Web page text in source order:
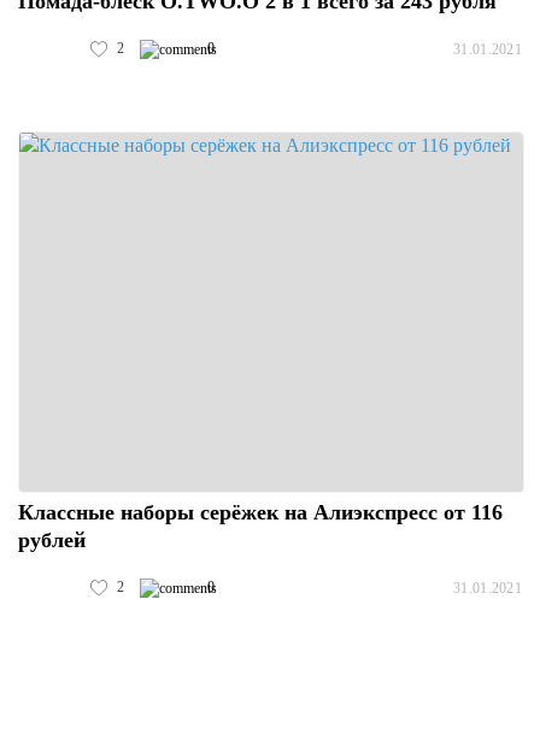
2 0 31.01.2021
Классные наборы серёжек на Алиэкспресс от 116
рублей
2 0 31.01.2021